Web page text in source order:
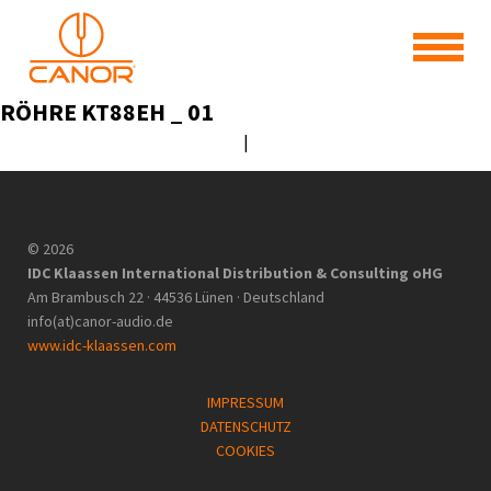
RÖHRE KT88EH _ 01
|
© 2026
IDC Klaassen International Distribution & Consulting oHG
Am Brambusch 22 · 44536 Lünen · Deutschland
info(at)canor-audio.de
www.idc-klaassen.com
IMPRESSUM
DATENSCHUTZ
COOKIES